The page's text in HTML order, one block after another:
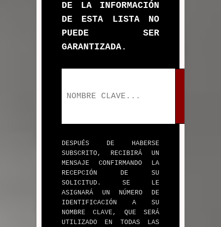
DE LA INFORMACIÓN
DE ESTA LISTA NO
PUEDE SER
GARANTIZADA.
DESPUÉS DE HABERSE
SUBSCRITO, RECIBIRÁ UN
MENSAJE CONFIRMANDO LA
RECEPCIÓN DE SU
SOLICITUD. SE LE
ASIGNARÁ UN NÚMERO DE
IDENTIFICACIÓN A SU
NOMBRE CLAVE, QUE SERÁ
UTILIZADO EN TODAS LAS